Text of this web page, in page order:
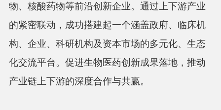
物、核酸药物等前沿创新企业。通过上下游产业
的紧密联动，成功搭建起一个涵盖政府、临床机
构、企业、科研机构及资本市场的多元化、生态
化交流平台。促进生物医药创新成果落地，推动
产业链上下游的深度合作与共赢。